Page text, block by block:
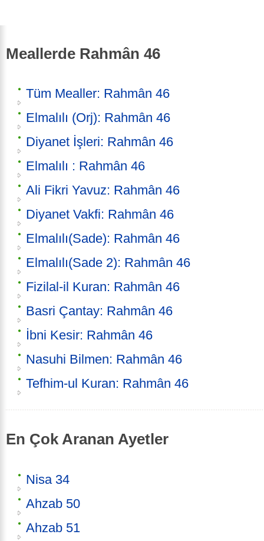
Meallerde Rahmân 46
Tüm Mealler: Rahmân 46
Elmalılı (Orj): Rahmân 46
Diyanet İşleri: Rahmân 46
Elmalılı : Rahmân 46
Ali Fikri Yavuz: Rahmân 46
Diyanet Vakfi: Rahmân 46
Elmalılı(Sade): Rahmân 46
Elmalılı(Sade 2): Rahmân 46
Fizilal-il Kuran: Rahmân 46
Basri Çantay: Rahmân 46
İbni Kesir: Rahmân 46
Nasuhi Bilmen: Rahmân 46
Tefhim-ul Kuran: Rahmân 46
En Çok Aranan Ayetler
Nisa 34
Ahzab 50
Ahzab 51